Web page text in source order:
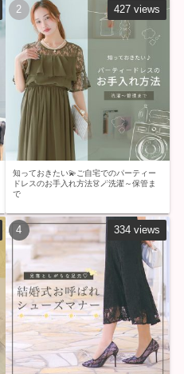
知っておきたい💫ご自宅でのパーティー
ドレスのお手入れ方法👗🪄洗濯～保管ま
で
427 views
334 views